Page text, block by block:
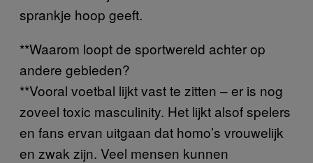
sprankje hoop geeft.
**Waarom loopt de sportwereld achter op
andere gebieden?
**Vooral voetbal lijkt vast te zitten – er is nog
zoveel toxic masculinity. Het lijkt alsof spelers
en fans ervan uitgaan dat homo’s vrouwelijk
en zwak zijn. Veel mensen kunnen